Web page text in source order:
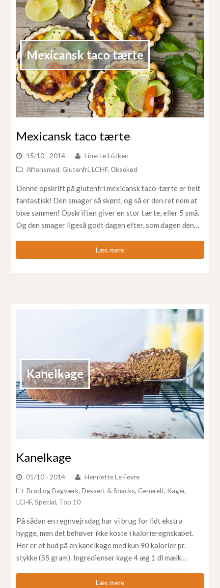
Mexicansk taco tærte
Mexicansk taco tærte
15/10 - 2014
Linette Lütken
Aftensmad,Glutenfri,LCHF,Oksekød
Denne opskrift på glutenfri mexicansk taco-tærte er helt
fantastisk! Den smager så skønt, og så er den ret nem at
bixe sammen! Opskriften giver en stor tærte, eller 5 små.
Og den smager ligeså godt dagen efter, som dagen den…
Læs mere
Kanelkage
Kanelkage
01/10 - 2014
Henriette Le Fevre
Brød og Bagværk,Dessert & Snacks,Generelt, Kager,
LCHF,Special, Top 10
På sådan en regnvejrsdag har vi brug for lidt ekstra
hygge, men det behøver ikke koste i kalorieregnskabet.
Her er et bud på en kanelkage med kun 90 kalorier pr.
stykke (55 gram). Ingredienser kage 4 æg 1 dl mælk…
Læs mere